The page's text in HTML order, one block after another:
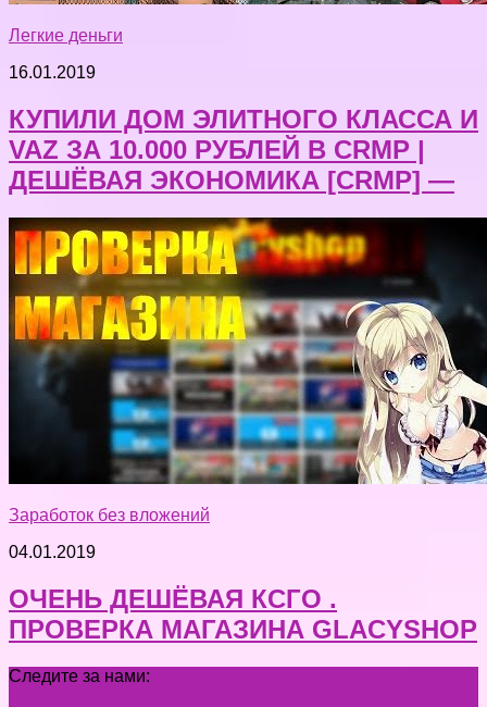
Легкие деньги
16.01.2019
КУПИЛИ ДОМ ЭЛИТНОГО КЛАССА И
VAZ ЗА 10.000 РУБЛЕЙ В CRMP |
ДЕШЁВАЯ ЭКОНОМИКА [CRMP] —
Заработок без вложений
04.01.2019
ОЧЕНЬ ДЕШЁВАЯ КСГО .
ПРОВЕРКА МАГАЗИНА GLACYSHOP
Следите за нами: